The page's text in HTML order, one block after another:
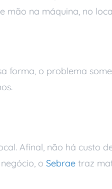
na máquina, no
forma, o problema
Afinal, não há custo
o Sebrae traz